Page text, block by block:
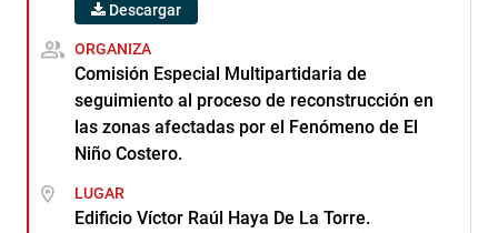
Descargar
ORGANIZA
Comisión Especial Multipartidaria de
seguimiento al proceso de reconstrucción en
las zonas afectadas por el Fenómeno de El
Niño Costero.
LUGAR
Edificio Víctor Raúl Haya De La Torre.